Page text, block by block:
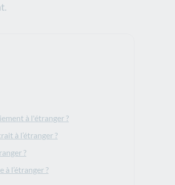
à l'étranger ?
à l’étranger ?
?
l’étranger ?